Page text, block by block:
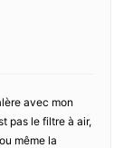
avec mon
pas le filtre à air,
même la